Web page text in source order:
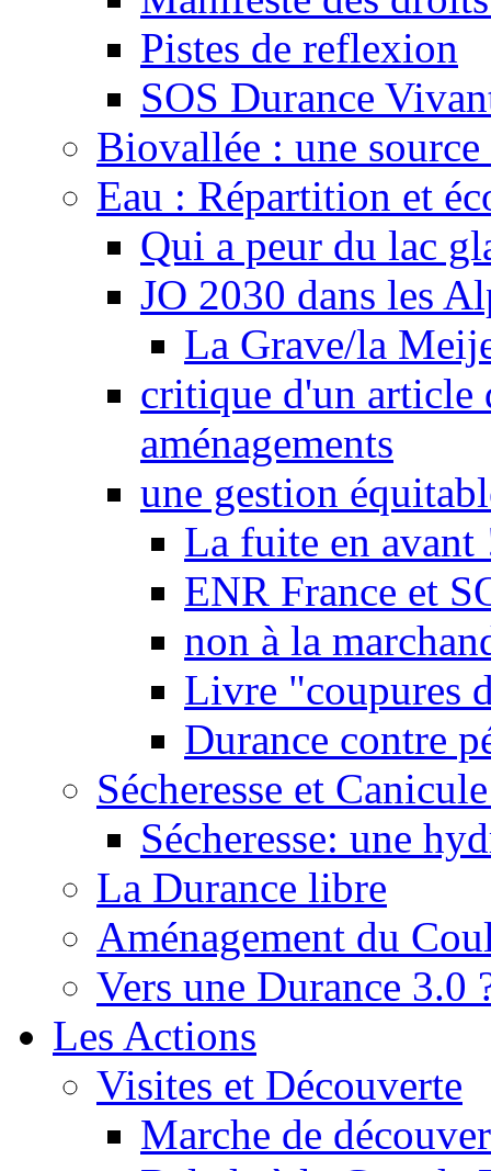
Pistes de reflexion
SOS Durance
Biovallée : une
Eau : Répartition et
Qui a peur du lac
JO 2030 dans les
La Grave/la
critique d'un article
aménagements
une gestion
La fuite en avant
ENR France et
non à la
Livre "coupures
Durance contre
Sécheresse et
Sécheresse: une
La Durance libre
Aménagement du
Vers une Durance 3.0
Les Actions
Visites et Découverte
Marche de